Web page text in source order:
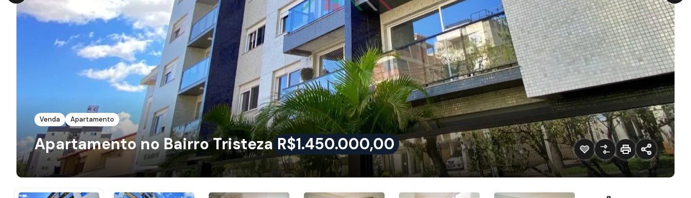
Venda Apartamento
Apartamento no Bairro Tristeza R$1.450.000,00